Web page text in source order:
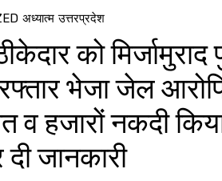
अध्यात्म उत्तरप्रदेश
को
भेजा जेल
व हजारों नकदी
दी जानकारी